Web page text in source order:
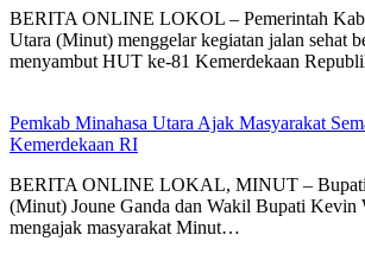
BERITA ONLINE LOKOL – Pemerintah
Utara (Minut) menggelar kegiatan jalan sehat
menyambut HUT ke-81 Kemerdekaan
Pemkab Minahasa Utara Ajak Masyarakat
Kemerdekaan RI
BERITA ONLINE LOKAL, MINUT – Bupati
(Minut) Joune Ganda dan Wakil Bupati
mengajak masyarakat Minut…